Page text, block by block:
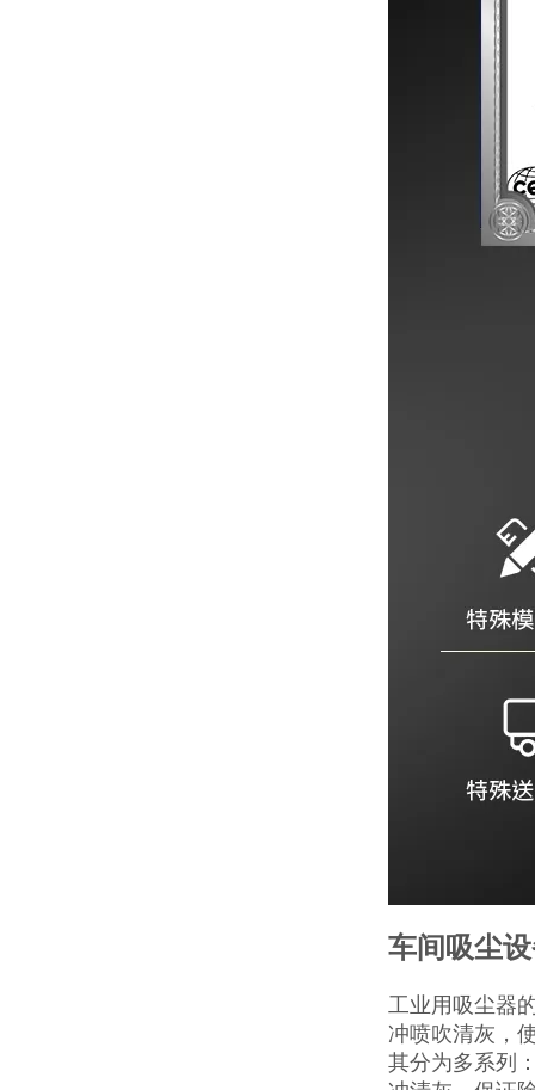
车间吸尘
工业用吸尘器
冲喷吹清灰，
其分为多系列